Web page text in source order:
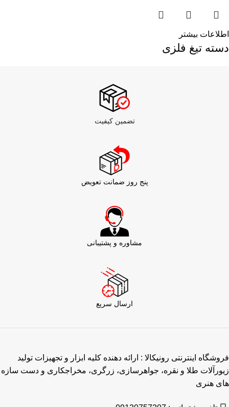
اطلاعات بیشتر
دسته تیغ فلزی
تضمین کیفیت
پنج روز ضمانت تعویض
مشاوره و پشتیبانی
ارسال سریع
فروشگاه اینترنتی رونیکالا : ارائه دهنده کلیه ابزار و تجهیزات تولید
زیورآلات طلا و نقره، جواهرسازی، زرگری، مخراجکاری و دست سازه
های هنری